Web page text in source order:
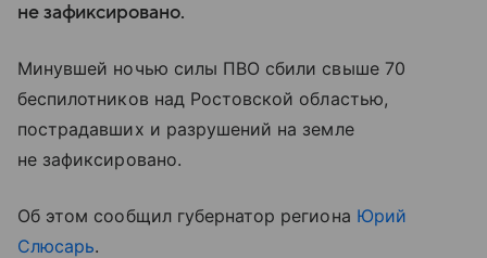
не зафиксировано.
Минувшей ночью силы ПВО сбили свыше 70
беспилотников над Ростовской областью,
пострадавших и разрушений на земле
не зафиксировано.
Об этом сообщил губернатор региона Юрий
Слюсарь.